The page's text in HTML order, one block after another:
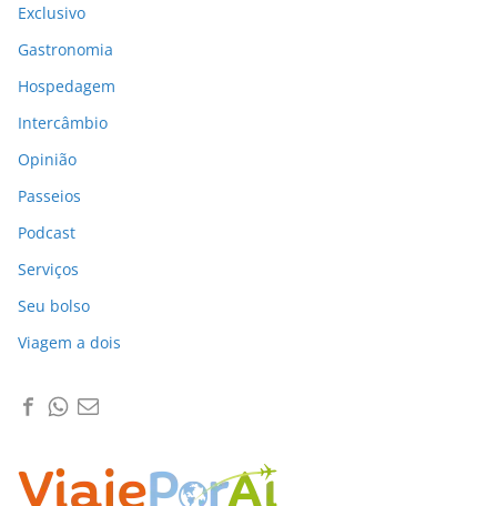
Exclusivo
Gastronomia
Hospedagem
Intercâmbio
Opinião
Passeios
Podcast
Serviços
Seu bolso
Viagem a dois